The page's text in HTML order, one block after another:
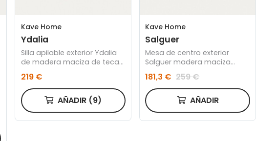
Kave Home
Ydalia
Silla apilable exterior Ydalia
de madera maciza de teca
cuerda beige
219 €
AÑADIR (9)
Kave Home
Salguer
Mesa de centro exterior
Salguer madera maciza
x 50 cm FSC 100%
181,3 € 259 €
AÑADIR